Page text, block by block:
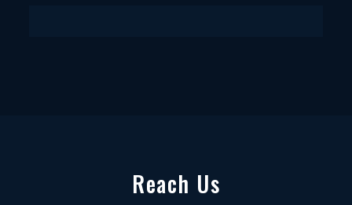
Reach Us